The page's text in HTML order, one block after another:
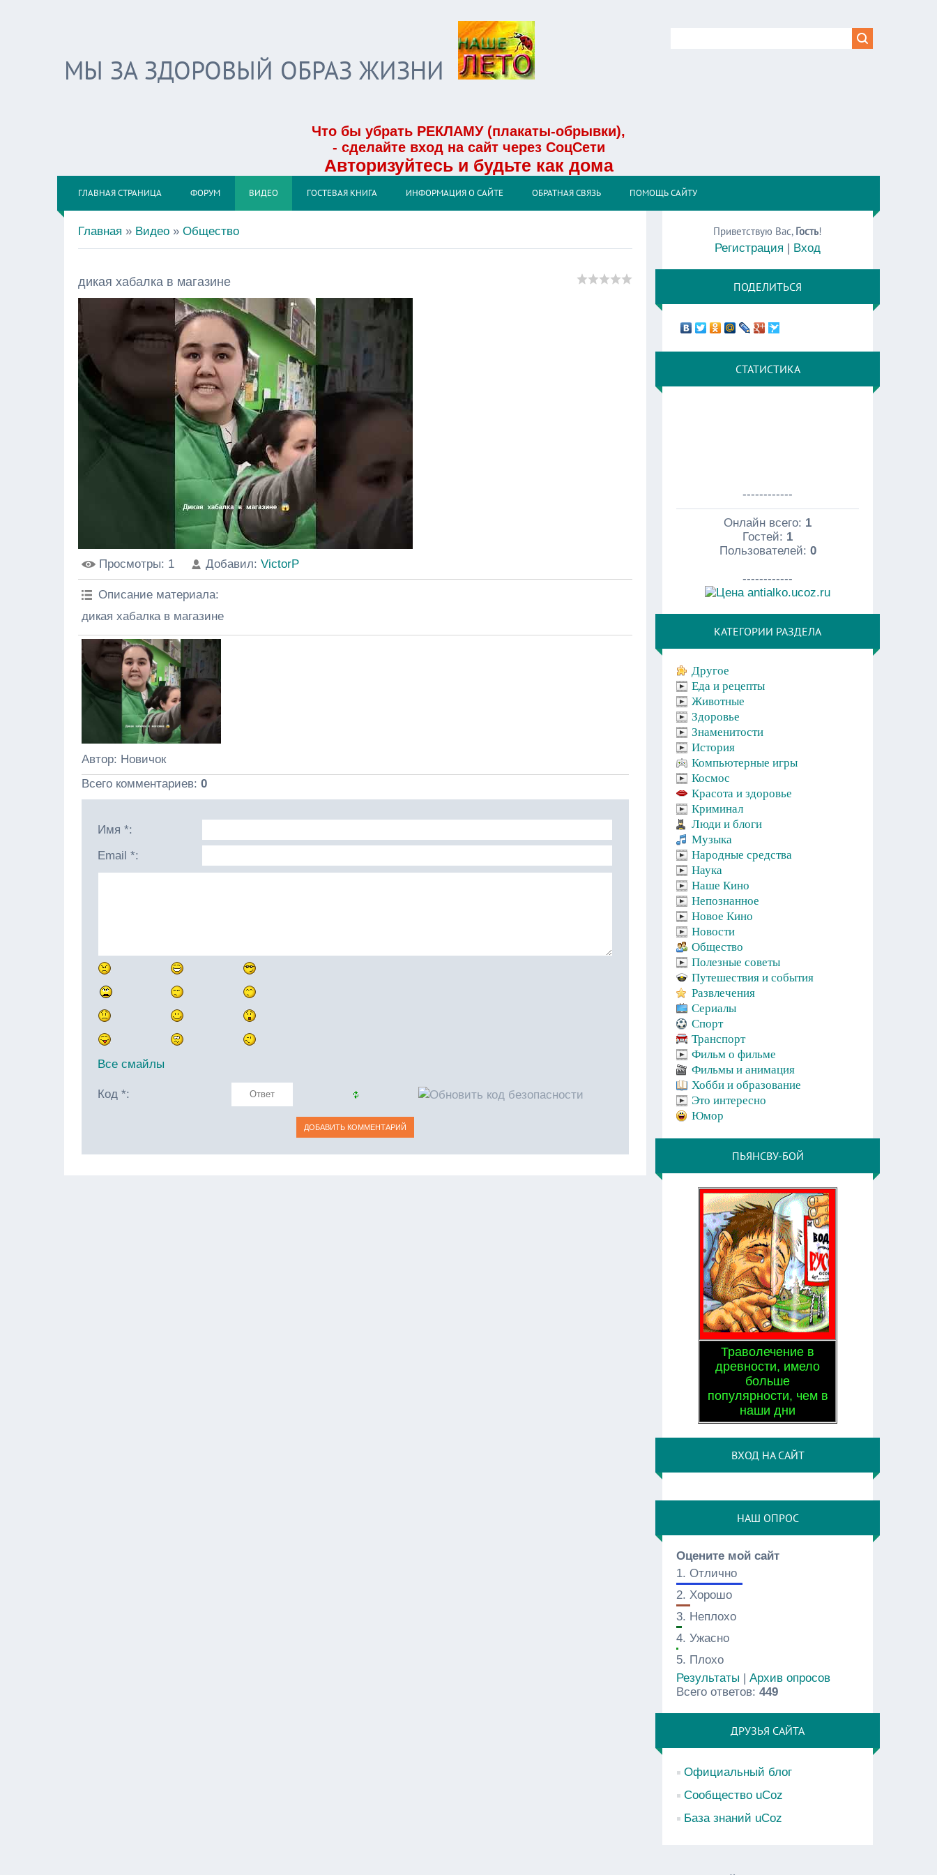
МЫ ЗА ЗДОРОВЫЙ ОБРАЗ ЖИЗНИ
Что бы убрать РЕКЛАМУ (плакаты-обрывки),
- сделайте вход на сайт через СоцСети
Авторизуйтесь и будьте как дома
ГЛАВНАЯ СТРАНИЦА ФОРУМ ВИДЕО ГОСТЕВАЯ КНИГА ИНФОРМАЦИЯ О САЙТЕ ОБРАТНАЯ СВЯЗЬ ПОМОЩЬ САЙТУ
Главная » Видео » Общество
дикая хабалка в магазине
Просмотры: 1 Добавил: VictorP
Описание материала:
дикая хабалка в магазине
Автор: Новичок
Всего комментариев: 0
Имя *:
Email *:
Все смайлы
Код *:
Приветствую Вас, Гость!
Регистрация | Вход
ПОДЕЛИТЬСЯ
СТАТИСТИКА
------------
Онлайн всего: 1
Гостей: 1
Пользователей: 0
------------
КАТЕГОРИИ РАЗДЕЛА
Другое
Еда и рецепты
Животные
Здоровье
Знаменитости
История
Компьютерные игры
Космос
Красота и здоровье
Криминал
Люди и блоги
Музыка
Народные средства
Наука
Наше Кино
Непознанное
Новое Кино
Новости
Общество
Полезные советы
Путешествия и события
Развлечения
Сериалы
Спорт
Транспорт
Фильм о фильме
Фильмы и анимация
Хобби и образование
Это интересно
Юмор
ПЬЯНСВУ-БОЙ
Траволечение в
древности, имело
больше
популярности, чем в
наши дни
ВХОД НА САЙТ
НАШ ОПРОС
Оцените мой сайт
1.Отлично
2.Хорошо
3. Неплохо
4.Ужасно
5. Плохо
Результаты |Архив опросов
Всего ответов:449
ДРУЗЬЯ САЙТА
Официальный блог
Сообщество uCoz
База знаний uCoz